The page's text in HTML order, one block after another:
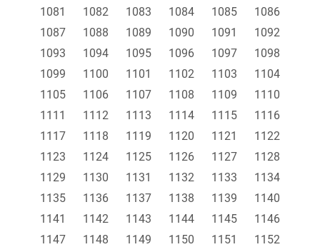
1081
1082 1083 1084 1085
1086
1087
1088 1089 1090 1091
1092
1093
1094 1095 1096 1097
1098
1099
1100 1101 1102 1103
1104
1105
1106 1107 1108 1109
1110
1111
1112 1113 1114 1115
1116
1117
1118 1119 1120 1121
1122
1123
1124 1125 1126 1127
1128
1129
1130 1131 1132 1133
1134
1135
1136 1137 1138 1139
1140
1141
1142 1143 1144 1145
1146
1147
1148 1149 1150 1151 1152